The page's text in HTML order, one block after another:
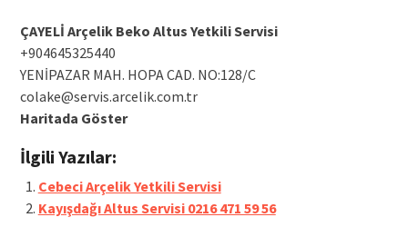
ÇAYELİ Arçelik Beko Altus Yetkili Servisi
+904645325440
YENİPAZAR MAH. HOPA CAD. NO:128/C
colake@servis.arcelik.com.tr
Haritada Göster
İlgili Yazılar:
Cebeci Arçelik Yetkili Servisi
Kayışdağı Altus Servisi 0216 471 59 56